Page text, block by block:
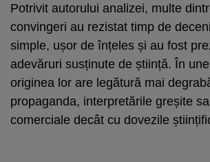
Potrivit autorului analizei, multe
convingeri au rezistat timp de
simple, ușor de înțeles și au fost
adevăruri susținute de știință. În
originea lor are legătură mai
propaganda, interpretările greșite
comerciale decât cu dovezile